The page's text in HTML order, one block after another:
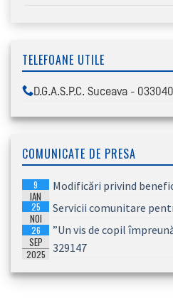
TELEFOANE UTILE
D.G.A.S.P.C. Suceava -
COMUNICATE DE PRESA
9
IAN
2026
Modificări privind
25
NOI
2025
Servicii comunitare
26
SEP
2025
”Un vis de copil
329147